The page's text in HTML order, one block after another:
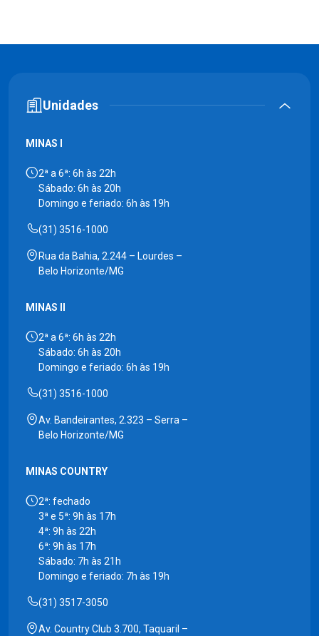
Unidades
MINAS I
2ª a 6ª: 6h às 22h
Sábado: 6h às 20h
Domingo e feriado: 6h às 19h
(31) 3516-1000
Rua da Bahia, 2.244 – Lourdes –
Belo Horizonte/MG
MINAS II
2ª a 6ª: 6h às 22h
Sábado: 6h às 20h
Domingo e feriado: 6h às 19h
(31) 3516-1000
Av. Bandeirantes, 2.323 – Serra –
Belo Horizonte/MG
MINAS COUNTRY
2ª: fechado
3ª e 5ª: 9h às 17h
4ª: 9h às 22h
6ª: 9h às 17h
Sábado: 7h às 21h
Domingo e feriado: 7h às 19h
(31) 3517-3050
Av. Country Club 3.700, Taquaril –